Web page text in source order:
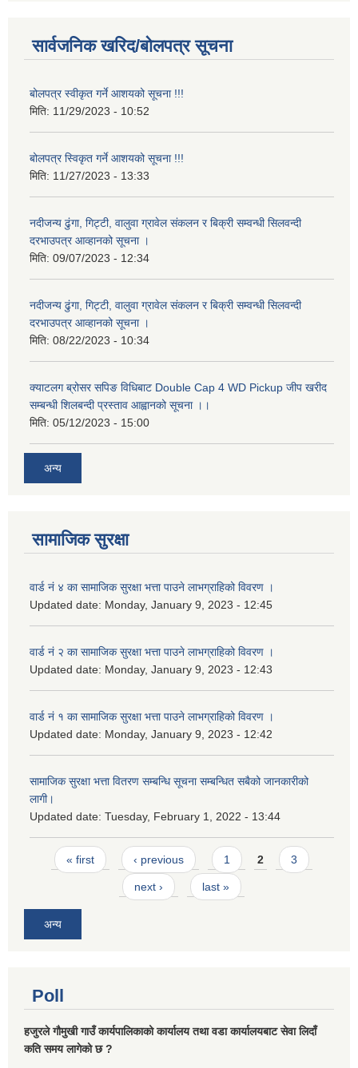
सार्वजनिक खरिद/बोलपत्र सूचना
बोलपत्र स्वीकृत गर्ने आशयको सूचना !!!
मिति: 11/29/2023 - 10:52
बोलपत्र स्विकृत गर्ने आशयको सूचना !!!
मिति: 11/27/2023 - 13:33
नदीजन्य ढुंगा, गिट्टी, वालुवा ग्रावेल संकलन र बिक्री सम्वन्धी सिलवन्दी
दरभाउपत्र आव्हानको सूचना ।
मिति: 09/07/2023 - 12:34
नदीजन्य ढुंगा, गिट्टी, वालुवा ग्रावेल संकलन र बिक्री सम्वन्धी सिलवन्दी
दरभाउपत्र आव्हानको सूचना ।
मिति: 08/22/2023 - 10:34
क्याटलग ब्रोसर सपिङ विधिबाट Double Cap 4 WD Pickup जीप खरीद
सम्बन्धी शिलबन्दी प्रस्ताव आह्वानको सूचना ।।
मिति: 05/12/2023 - 15:00
अन्य
सामाजिक सुरक्षा
वार्ड नं ४ का सामाजिक सुरक्षा भत्ता पाउने लाभग्राहिको विवरण ।
Updated date: Monday, January 9, 2023 - 12:45
वार्ड नं २ का सामाजिक सुरक्षा भत्ता पाउने लाभग्राहिको विवरण ।
Updated date: Monday, January 9, 2023 - 12:43
वार्ड नं १ का सामाजिक सुरक्षा भत्ता पाउने लाभग्राहिको विवरण ।
Updated date: Monday, January 9, 2023 - 12:42
सामाजिक सुरक्षा भत्ता वितरण सम्बन्धि सूचना सम्बन्धित सबैको जानकारीको
लागी।
Updated date: Tuesday, February 1, 2022 - 13:44
Pages
« first ‹ previous 1 2 3
next › last »
अन्य
Poll
हजुरले गौमुखी गाउँ कार्यपालिकाको कार्यालय तथा वडा कार्यालयबाट सेवा लिदाँ
कति समय लागेको छ ?